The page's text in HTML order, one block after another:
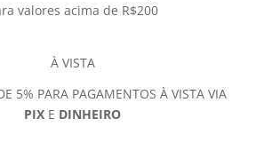
valores acima de R$200
À VISTA
5% PARA PAGAMENTOS À VISTA VIA
PIX E DINHEIRO